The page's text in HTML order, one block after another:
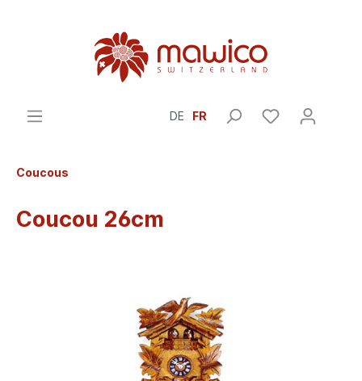
DE FR
Coucous
Coucou 26cm